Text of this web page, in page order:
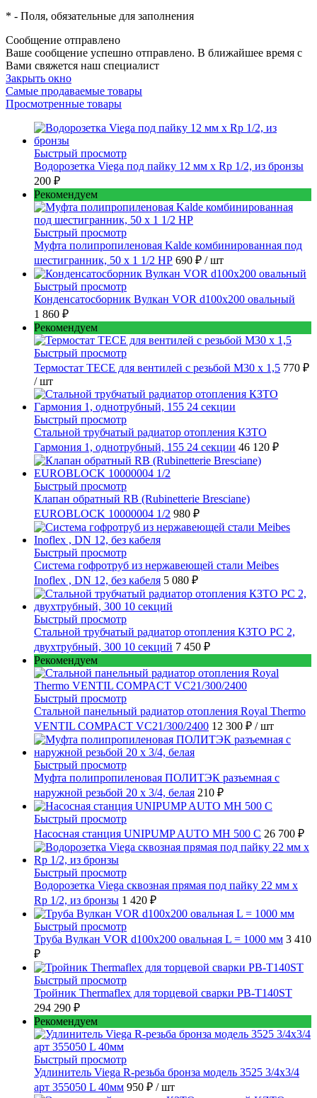
* - Поля, обязательные для заполнения
Сообщение отправлено
Ваше сообщение успешно отправлено. В ближайшее время с
Вами свяжется наш специалист
Закрыть окно
Самые продаваемые товары
Просмотренные товары
Быстрый просмотр
Водорозетка Viega под пайку 12 мм х Rp 1/2, из бронзы
200 ₽
Рекомендуем
Быстрый просмотр
Муфта полипропиленовая Kalde комбинированная под
шестигранник, 50 x 1 1/2 НР 690 ₽ / шт
Быстрый просмотр
Конденсатосборник Вулкан VOR d100x200 овальный
1 860 ₽
Рекомендуем
Быстрый просмотр
Термостат TECE для вентилей с резьбой М30 х 1,5 770 ₽
/ шт
Быстрый просмотр
Стальной трубчатый радиатор отопления КЗТО
Гармония 1, однотрубный, 155 24 секции 46 120 ₽
Быстрый просмотр
Клапан обратный RB (Rubinetterie Bresciane)
EUROBLOCK 10000004 1/2 980 ₽
Быстрый просмотр
Cистема гофротруб из нержавеющей стали Meibes
Inoflex , DN 12, без кабеля 5 080 ₽
Быстрый просмотр
Стальной трубчатый радиатор отопления КЗТО РС 2,
двухтрубный, 300 10 секций 7 450 ₽
Рекомендуем
Быстрый просмотр
Стальной панельный радиатор отопления Royal Thermo
VENTIL COMPACT VC21/300/2400 12 300 ₽ / шт
Быстрый просмотр
Муфта полипропиленовая ПОЛИТЭК разъемная с
наружной резьбой 20 x 3/4, белая 210 ₽
Быстрый просмотр
Насосная станция UNIPUMP AUTO MH 500 С 26 700 ₽
Быстрый просмотр
Водорозетка Viega сквозная прямая под пайку 22 мм х
Rp 1/2, из бронзы 1 420 ₽
Быстрый просмотр
Труба Вулкан VOR d100x200 овальная L = 1000 мм 3 410
₽
Быстрый просмотр
Тройник Thermaflex для торцевой сварки PB-T140ST
294 290 ₽
Рекомендуем
Быстрый просмотр
Удлинитель Viega R-резьба бронза модель 3525 3/4x3/4
арт 355050 L 40мм 950 ₽ / шт